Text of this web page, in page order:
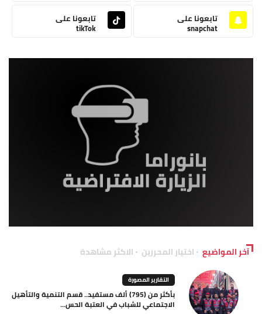
تابعونا على
snapchat
تابعونا على
tikTok
آخر المواضيع اختيار المحررين الاكثر مشاهدة
التقارير المصورة
بأكثر من (795) ألف مستفيد.. قسم التنمية والتأهيل
الاجتماعي للشباب في العتبة الحس...